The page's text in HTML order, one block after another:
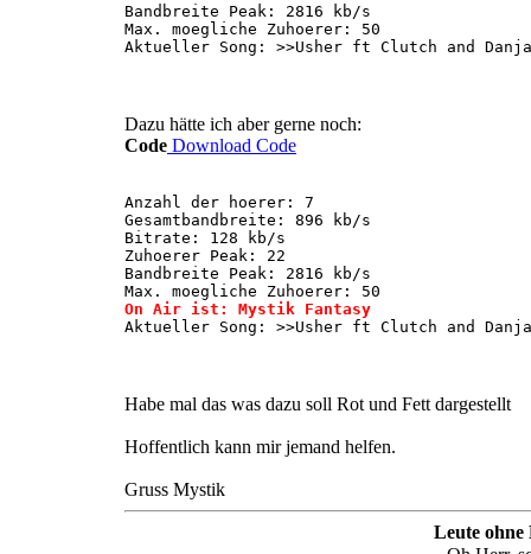
Bandbreite Peak: 2816 kb/s
Max. moegliche Zuhoerer: 50
Aktueller Song: >>Usher ft Clutch and
Dazu hätte ich aber gerne noch:
Code Download Code
Anzahl der hoerer: 7
Gesamtbandbreite: 896 kb/s
Bitrate: 128 kb/s
Zuhoerer Peak: 22
Bandbreite Peak: 2816 kb/s
Max. moegliche Zuhoerer: 50
On Air ist: Mystik Fantasy
Aktueller Song: >>Usher ft Clutch and
Habe mal das was dazu soll Rot und Fett dargestellt
Hoffentlich kann mir jemand helfen.
Gruss Mystik
Leute